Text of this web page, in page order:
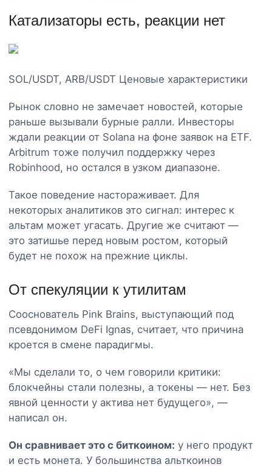
Катализаторы есть, реакции нет
SOL/USDT, ARB/USDT Ценовые характеристики
Рынок словно не замечает новостей, которые
раньше вызывали бурные ралли. Инвесторы
ждали реакции от Solana на фоне заявок на ETF.
Arbitrum тоже получил поддержку через
Robinhood, но остался в узком диапазоне.
Такое поведение настораживает. Для
некоторых аналитиков это сигнал: интерес к
альтам может угасать. Другие же считают —
это затишье перед новым ростом, который
будет не похож на прежние циклы.
От спекуляции к утилитам
Сооснователь Pink Brains, выступающий под
псевдонимом DeFi Ignas, считает, что причина
кроется в смене парадигмы.
«Мы сделали то, о чем говорили критики:
блокчейны стали полезны, а токены — нет. Без
явной ценности у актива нет будущего», —
написал он.
Он сравнивает это с биткоином: у него продукт
и есть монета. У большинства альткоинов